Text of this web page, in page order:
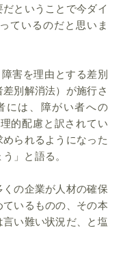
ということで今ダイ
ているのだと思いま
害を理由とする差別
別解消法）が施行さ
には、障がい者への
的配慮と訳されてい
られるようになった
」と語る。
の企業が人材の確保
いるものの、その本
い難い状況だ、と塩